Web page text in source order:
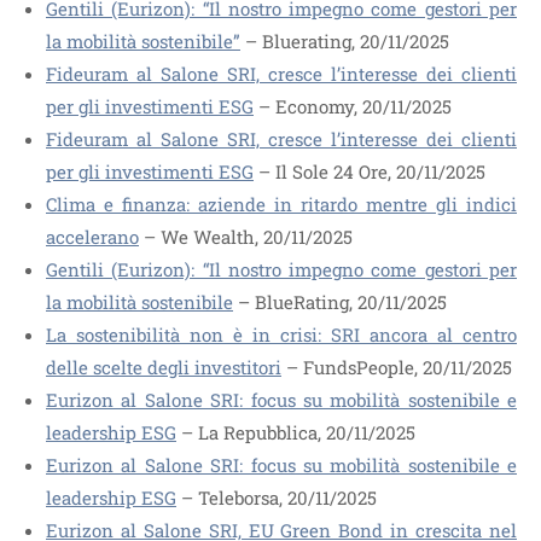
Gentili (Eurizon): “Il nostro impegno come gestori per
la mobilità sostenibile” – Bluerating, 20/11/2025
Fideuram al Salone SRI, cresce l’interesse dei clienti
per gli investimenti ESG – Economy, 20/11/2025
Fideuram al Salone SRI, cresce l’interesse dei clienti
per gli investimenti ESG – Il Sole 24 Ore, 20/11/2025
Clima e finanza: aziende in ritardo mentre gli indici
accelerano – We Wealth, 20/11/2025
Gentili (Eurizon): “Il nostro impegno come gestori per
la mobilità sostenibile – BlueRating, 20/11/2025
La sostenibilità non è in crisi: SRI ancora al centro
delle scelte degli investitori – FundsPeople, 20/11/2025
Eurizon al Salone SRI: focus su mobilità sostenibile e
leadership ESG – La Repubblica, 20/11/2025
Eurizon al Salone SRI: focus su mobilità sostenibile e
leadership ESG – Teleborsa, 20/11/2025
Eurizon al Salone SRI, EU Green Bond in crescita nel